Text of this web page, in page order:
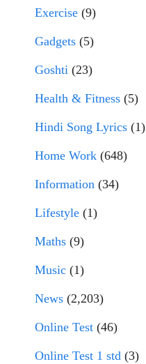
Exercise (9)
Gadgets (5)
Goshti (23)
Health & Fitness (5)
Hindi Song Lyrics (1)
Home Work (648)
Information (34)
Lifestyle (1)
Maths (9)
Music (1)
News (2,203)
Online Test (46)
Online Test 1 std (3)